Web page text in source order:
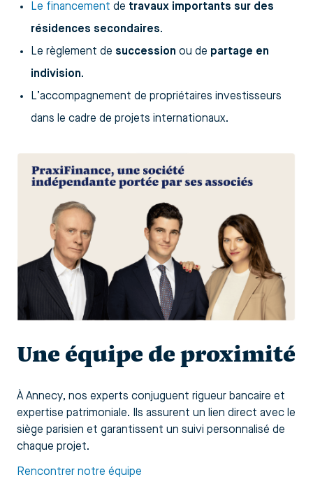
Le financement de travaux importants sur des
résidences secondaires.
Le règlement de succession ou de partage en
indivision.
L’accompagnement de propriétaires investisseurs
dans le cadre de projets internationaux.
Une équipe de proximité
À Annecy, nos experts conjuguent rigueur bancaire et
expertise patrimoniale. Ils assurent un lien direct avec le
siège parisien et garantissent un suivi personnalisé de
chaque projet.
Rencontrer notre équipe